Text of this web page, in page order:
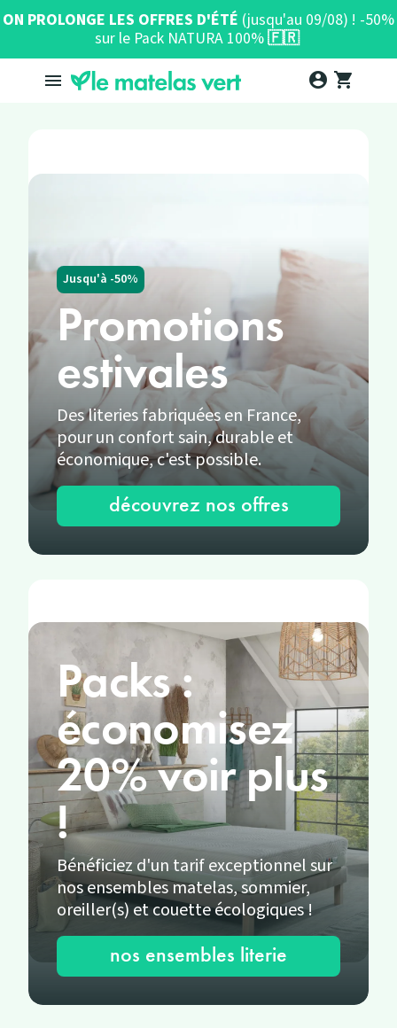
ON PROLONGE LES OFFRES D'ÉTÉ (jusqu'au 09/08) ! -50%
sur le Pack NATURA 100%🇫🇷
 shopping_cart
account_circle
Jusqu'à -50%
Promotions
estivales
Des literies fabriquées en France,
pour un confort sain, durable et
économique, c'est possible.
découvrez nos offres
Packs :
économisez
20% voir plus
!
Bénéficiez d'un tarif exceptionnel sur
nos ensembles matelas, sommier,
oreiller(s) et couette écologiques !
nos ensembles literie